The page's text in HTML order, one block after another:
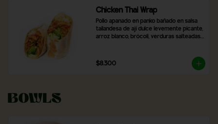
Chicken Thai Wrap
Pollo apanado en panko bañado en salsa
tailandesa de ají dulce levemente picante,
arroz blanco, brócoli, verduras salteadas
$8.300
Bowls